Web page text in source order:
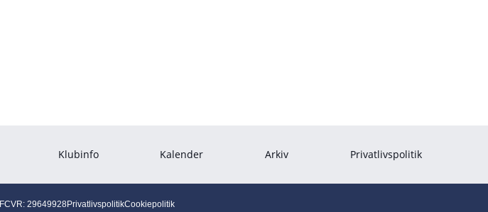
Klubinfo Kalender Arkiv Privatlivspolitik
CVR: 29649928PrivatlivspolitikCookiepolitik